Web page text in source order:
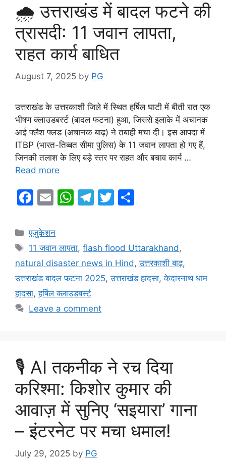
🌧️ उत्तराखंड में बादल फटने की
त्रासदी: 11 जवान लापता,
राहत कार्य बाधित
August 7, 2025 by PG
उत्तराखंड के उत्तरकाशी जिले में स्थित हर्षिल घाटी में बीती रात एक
भीषण क्लाउडबर्स्ट (बादल फटना) हुआ, जिससे इलाके में अचानक
आई फ्लैश फ्लड (अचानक बाढ़) ने तबाही मचा दी। इस आपदा में
ITBP (भारत-तिब्बत सीमा पुलिस) के 11 जवान लापता हो गए हैं,
जिनकी तलाश के लिए बड़े स्तर पर राहत और बचाव कार्य …
Read more
F
c
e
b
o
o
k
E
ai
l
W
s
A
p
p
T
gr
a
m
T
er e
Categories
एजुकेशन
Tags
11 जवान लापता,flash flood Uttarakhand,
natural disaster news in Hind,उत्तरकाशी बाढ़,
उत्तराखंड बादल फटना 2025,उत्तराखंड हादसा,केदारनाथ धाम
हादसा,हर्षिल क्लाउडबर्स्ट
Leave a comment
🎙️ AI तकनीक ने रच दिया
करिश्मा: किशोर कुमार की
आवाज़ में सुनिए ‘सइयारा’ गाना
– इंटरनेट पर मचा धमाल!
July 29, 2025 by PG